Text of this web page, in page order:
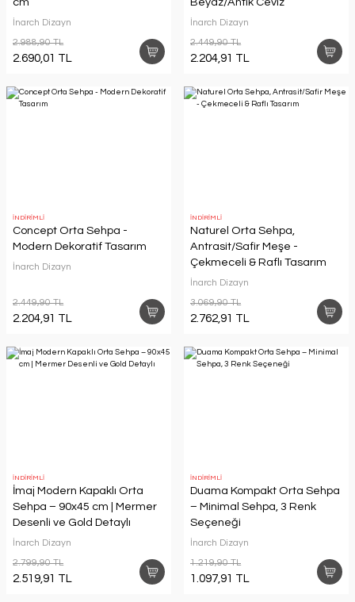
İnarch Dizayn
2.988,90 TL
2.690,01 TL
İnarch Dizayn
2.449,90 TL
2.204,91 TL
İNDİRİMLİ
Concept Orta Sehpa -
Modern Dekoratif Tasarım
İnarch Dizayn
2.449,90 TL
2.204,91 TL
İNDİRİMLİ
Naturel Orta Sehpa,
Antrasit/Safir Meşe -
Çekmeceli & Raflı Tasarım
İnarch Dizayn
3.069,90 TL
2.762,91 TL
İNDİRİMLİ
İmaj Modern Kapaklı Orta
Sehpa – 90x45 cm | Mermer
Desenli ve Gold Detaylı
İnarch Dizayn
2.799,90 TL
2.519,91 TL
İNDİRİMLİ
Duama Kompakt Orta Sehpa
– Minimal Sehpa, 3 Renk
Seçeneği
İnarch Dizayn
1.219,90 TL
1.097,91 TL